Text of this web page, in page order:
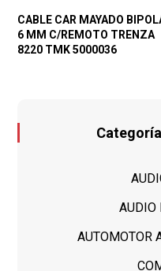
CABLE CAR MAYADO
6 MM C/REMOTO TRENZA
8220 TMK 5000036
AUDIO
AUTOMOTOR